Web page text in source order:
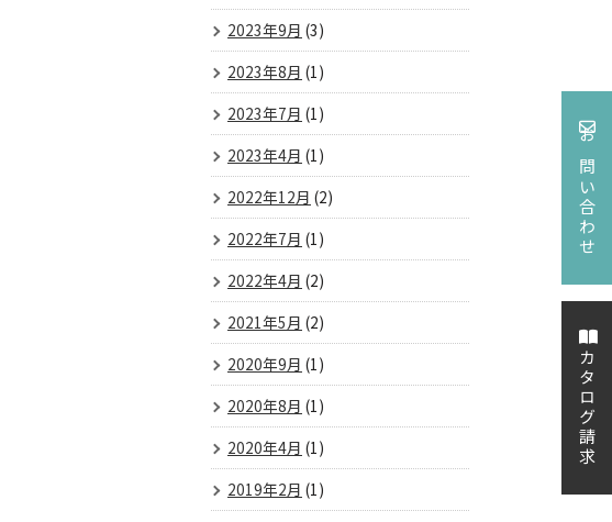
お問い合わせ
カタログ請求
2023年9月 (3)
2023年8月 (1)
2023年7月 (1)
2023年4月 (1)
2022年12月 (2)
2022年7月 (1)
2022年4月 (2)
2021年5月 (2)
2020年9月 (1)
2020年8月 (1)
2020年4月 (1)
2019年2月 (1)